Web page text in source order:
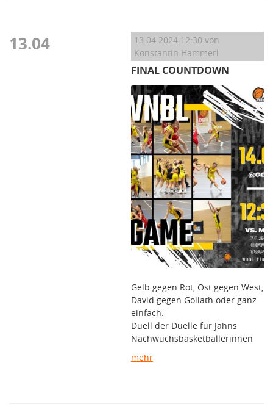
13.04 13.04.2024 12:30 von
Konstantin Hammerl
FINAL COUNTDOWN
Gelb gegen Rot, Ost gegen West,
David gegen Goliath oder ganz
einfach:
Duell der Duelle für Jahns
Nachwuchsbasketballerinnen
mehr